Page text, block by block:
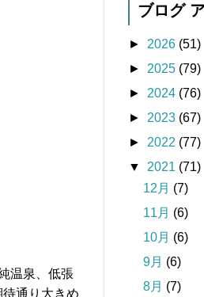
温泉、低張
通り大きめ
ブログ
► 2026 (51)
► 2025 (79)
► 2024 (76)
► 2023 (67)
► 2022 (77)
▼ 2021 (71)
12月 (7)
11月 (6)
10月 (6)
9月 (6)
8月 (7)